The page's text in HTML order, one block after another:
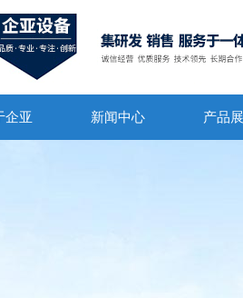
企亚 新闻中心 产品